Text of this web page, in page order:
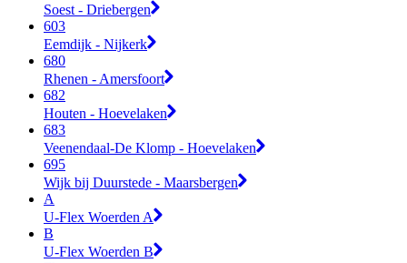
Soest - Driebergen
603
Eemdijk - Nijkerk
680
Rhenen - Amersfoort
682
Houten - Hoevelaken
683
Veenendaal-De Klomp - Hoevelaken
695
Wijk bij Duurstede - Maarsbergen
A
U-Flex Woerden A
B
U-Flex Woerden B